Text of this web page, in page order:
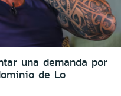
una demanda por
de Lo